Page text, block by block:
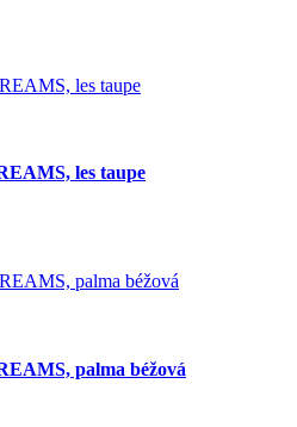
les taupe
palma béžová